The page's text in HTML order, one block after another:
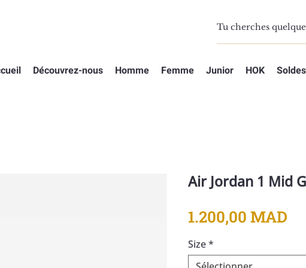
Découvrez-nous Homme Femme Junior HOK Soldes
Air Jordan 1 Mid
1.200,00 MAD
Size*